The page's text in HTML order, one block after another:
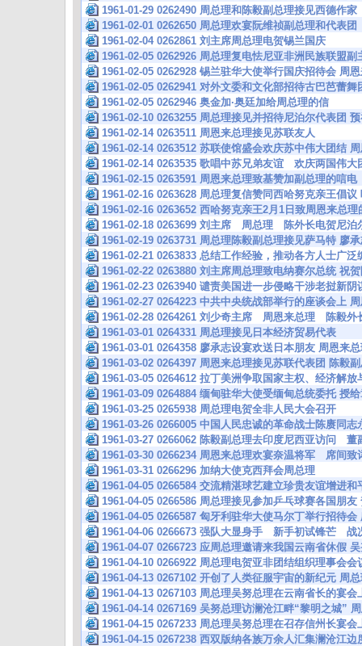
1961-01-29 0262490 周总理和陈毅副总理接见西德作家
1961-02-01 0262650 周总理欢宴阮维祯副总理和代表团
1961-02-04 0262861 刘主席周总理电贺锡兰国庆
1961-02-05 0262926 周总理复电怯尼亚非洲民族联盟
1961-02-05 0262928 锡兰驻华大使举行国庆招待会 周
1961-02-05 0262941 对外文委和文化部招待古巴芭蕾
1961-02-05 0262946 奥金加·奥廷加给周总理的信
1961-02-10 0263255 周总理接见并招待尼泊尔代表团
1961-02-14 0263511 周恩来总理接见苏联友人
1961-02-14 0263512 苏联使馆盛会欢庆苏中伟大团结
1961-02-14 0263535 歌唱中苏兄弟友谊 欢庆两国伟大
1961-02-15 0263591 周恩来总理致基赞加副总理的唁电
1961-02-16 0263628 周总理复信赞同西哈努克亲王倡
1961-02-16 0263652 西哈努克亲王2月1日致周恩来总理
1961-02-18 0263699 刘主席 周总理 陈外长电贺尼泊
1961-02-19 0263731 周总理陈毅副总理接见萨马特 廖
1961-02-21 0263833 总结工作经验，推动各方人士广
1961-02-22 0263880 刘主席周总理致电纳赛尔总统 祝
1961-02-23 0263940 谴责美国进一步侵略干涉老挝新
1961-02-27 0264223 中共中央统战部举行的座谈会上
1961-02-28 0264261 刘少奇主席 周恩来总理 陈毅外
1961-03-01 0264331 周总理接见日本经济贸易代表
1961-03-01 0264358 廖承志设宴欢送日本朋友 周恩来
1961-03-02 0264397 周恩来总理接见苏联代表团 陈毅
1961-03-05 0264612 拉丁美洲争取国家主权、经济解
1961-03-09 0264884 缅甸驻华大使受缅甸总统委托 授
1961-03-25 0265938 周总理电贺全非人民大会召开
1961-03-26 0266005 中国人民忠诚的革命战士陈赓同
1961-03-27 0266062 陈毅副总理去印度尼西亚访问 董
1961-03-30 0266234 周恩来总理欢宴奈温将军 席间致
1961-03-31 0266296 加纳大使克西拜会周总理
1961-04-05 0266584 交流精湛球艺建立珍贵友谊增进
1961-04-05 0266586 周总理接见参加乒乓球赛各国朋
1961-04-05 0266587 匈牙利驻华大使马尔丁举行招待
1961-04-06 0266673 强队大显身手 新手初试锋芒 战
1961-04-07 0266723 应周总理邀请来我国云南省休假
1961-04-10 0266922 周总理电贺亚非团结组织理事会
1961-04-13 0267102 开创了人类征服宇宙的新纪元 周
1961-04-13 0267103 周总理吴努总理在云南省长的宴
1961-04-14 0267169 吴努总理访澜沧江畔“黎明之城”
1961-04-15 0267233 周总理吴努总理在召存信州长宴
1961-04-15 0267238 西双版纳各族万余人汇集澜沧江